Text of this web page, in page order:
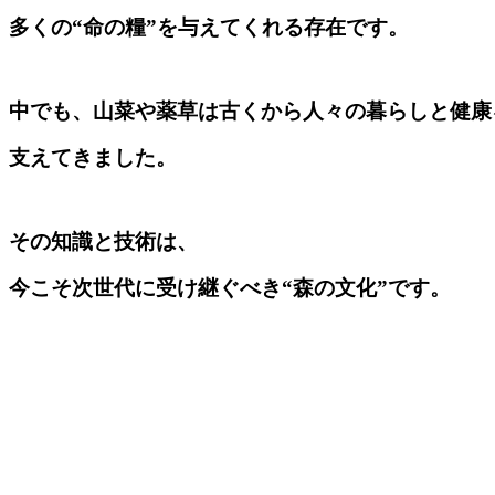
多くの“命の糧”を与えてくれる存在です。
中でも、山菜や薬草は古くから人々の暮らしと健
支えてきました。
その知識と技術は、
今こそ次世代に受け継ぐべき“森の文化”です。